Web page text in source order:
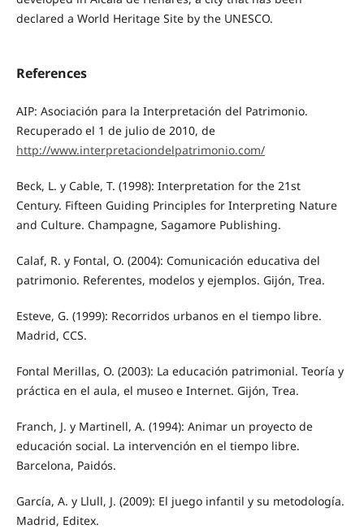
declared a World Heritage Site by the UNESCO.
References
AIP: Asociación para la Interpretación del Patrimonio.
Recuperado el 1 de julio de 2010, de
http://www.interpretaciondelpatrimonio.com/
Beck, L. y Cable, T. (1998): Interpretation for the 21st
Century. Fifteen Guiding Principles for Interpreting Nature
and Culture. Champagne, Sagamore Publishing.
Calaf, R. y Fontal, O. (2004): Comunicación educativa del
patrimonio. Referentes, modelos y ejemplos. Gijón, Trea.
Esteve, G. (1999): Recorridos urbanos en el tiempo libre.
Madrid, CCS.
Fontal Merillas, O. (2003): La educación patrimonial. Teoría y
práctica en el aula, el museo e Internet. Gijón, Trea.
Franch, J. y Martinell, A. (1994): Animar un proyecto de
educación social. La intervención en el tiempo libre.
Barcelona, Paidós.
García, A. y Llull, J. (2009): El juego infantil y su metodología.
Madrid, Editex.